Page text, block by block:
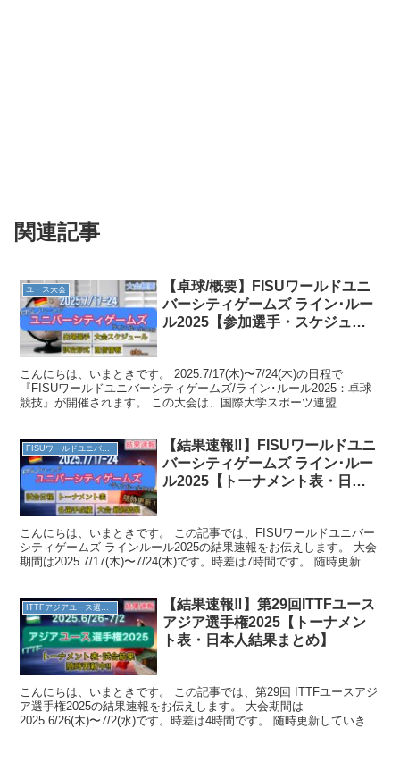
関連記事
ユース大会
【卓球/概要】FISUワールドユニ
バーシティゲームズ ライン･ルー
ル2025【参加選手・スケジュー
こんにちは、いまときです。 2025.7/17(木)〜7/24(木)の日程で
『FISUワールドユニバーシティゲームズ/ライン･ルール2025：卓球
競技』が開催されます。 この大会は、国際大学スポーツ連盟
FISUワールドユニバーシティゲームズ ラインルール2025
【結果速報‼︎】FISUワールドユニ
バーシティゲームズ ライン･ルー
ル2025【トーナメント表・日本
こんにちは、いまときです。 この記事では、FISUワールドユニバー
シティゲームズ ラインルール2025の結果速報をお伝えします。 大会
期間は2025.7/17(木)〜7/24(木)です。時差は7時間です。 随時更新し
【結果速報‼︎】第29回ITTFユース
アジア選手権2025【トーナメン
ト表・日本人結果まとめ】
こんにちは、いまときです。 この記事では、第29回 ITTFユースアジ
ア選手権2025の結果速報をお伝えします。 大会期間は
2025.6/26(木)〜7/2(水)です。時差は4時間です。 随時更新していきま